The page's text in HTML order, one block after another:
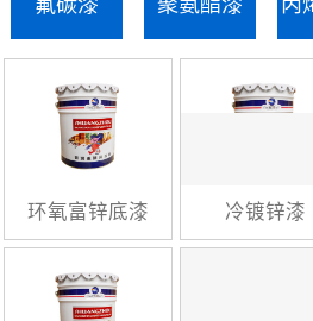
氟碳漆 聚氨酯漆 丙
环氧富锌底漆 冷镀锌漆